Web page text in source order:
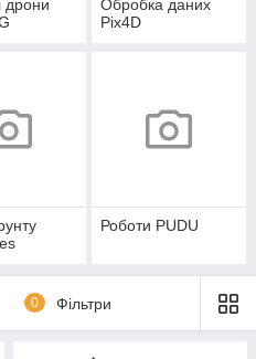
дрони
Обробка даних
Pix4D
Роботи PUDU
0 Фільтри